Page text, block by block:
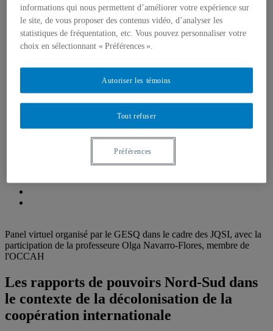
Emplois, bourses et stages
Formations, simulations et Écoles d’été
Think Tank
Centre de réflexion de l’IEIM
Récentes réalisations
Regards de l’IEIM
Blogue Un seul monde
Publications
Panel virtuel organisé par le GESQ dans le cadre des JQSI, avec la
participation de la professeure Olga Navarro-Flores, membre de
l'OCCAH
Les rapports de pouvoirs Nord-Sud dans
le contexte de la décolonisation de la
coopération internationale
informations qui nous permettent d’améliorer votre expérience sur
le site, de vous proposer des contenus vidéo, d’analyser les
statistiques de fréquentation, etc. Vous pouvez personnaliser votre
choix en sélectionnant « Préférences ».
Tout refuser
Autoriser les témoins
Préférences